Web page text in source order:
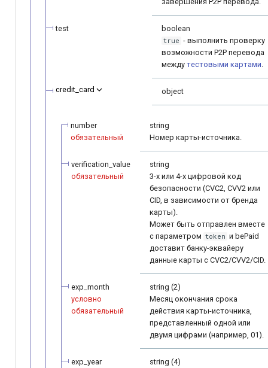
test boolean
true - выполнить проверку
возможности P2P перевода
между тестовыми картами
credit_card object
number
обязательный
string
Номер карты-источника.
verification_value
обязательный
string
3-х или 4-х цифровой код
безопасности (CVC2, CVV2 или
CID, в зависимости от бренда
карты).
Может быть отправлен вместе
с параметром token и bePaid
доставит банку-эквайеру
данные карты с CVC2/CVV2/CID.
exp_month
условно
обязательный
string (2)
Месяц окончания срока
действия карты-источника,
представленный одной или
двумя цифрами (например, 01).
exp_year
string (4)